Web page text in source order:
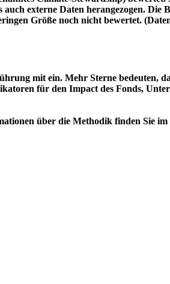
externe Daten herangezogen. Die
Größe noch nicht bewertet.
mit ein. Mehr Sterne bedeuten,
für den Impact des Fonds,
über die Methodik finden Sie im